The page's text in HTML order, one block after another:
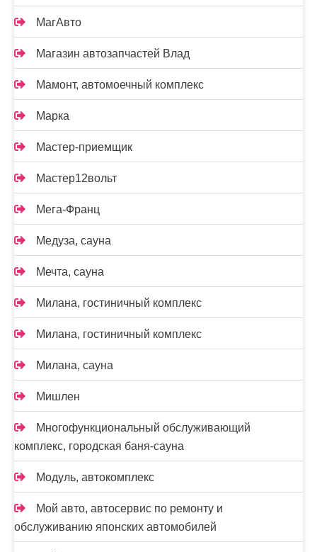
МагАвто
Магазин автозапчастей Влад
Мамонт, автомоечный комплекс
Марка
Мастер-приемщик
Мастер12вольт
Мега-Франц
Медуза, сауна
Мечта, сауна
Милана, гостиничный комплекс
Милана, гостиничный комплекс
Милана, сауна
Мишлен
Многофункциональный обслуживающий
комплекс, ​городская баня-сауна
Модуль, автокомплекс
Мой авто, автосервис по ремонту и
обслуживанию японских автомобилей